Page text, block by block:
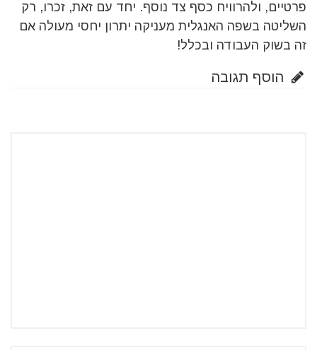
פרטיים, ולהרוויח כסף צד נוסף. יחד עם זאת, זכרו, רק
השליטה בשפה האנגלית מעניקה יתרון יחסי מעולה אם
זה בשוק העבודה ובכלל!
הוסף תגובה